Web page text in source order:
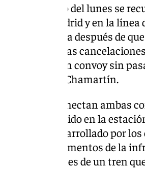
que a lo largo del lunes se
de Madrid y en la
y Murcia después de
personas por las
de un convoy sin
de Atocha y Chamartín.
trenes que conectan ambas
su recorrido en la
el trabajo desarrollado por
reparar los elementos de la
uno de los coches de un tren